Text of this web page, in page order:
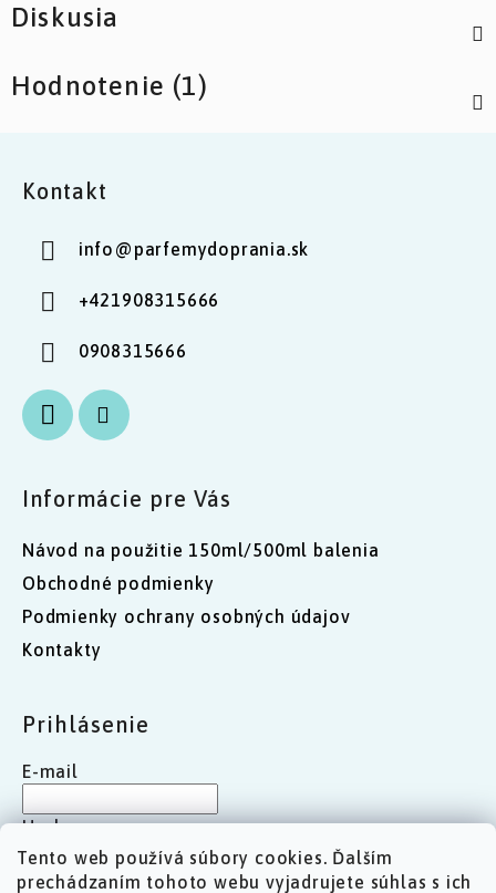
Tento web používá súbory cookies. Ďalším
prechádzaním tohoto webu vyjadrujete súhlas s ich
Diskusia
Hodnotenie (1)
Kontakt
info @parfemydoprania.sk
+421908315666
0908315666
Informácie pre Vás
Návod na použitie 150ml/500ml balenia
Obchodné podmienky
Podmienky ochrany osobných údajov
Kontakty
Prihlásenie
E-mail
Heslo